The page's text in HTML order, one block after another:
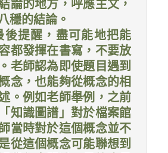
論的地方，呼應主文，
穩的結論。
後提醒，盡可能地把能
都發揮在書寫，不要放
老師認為即使題目遇到
念，也能夠從概念的相
。例如老師舉例，之前
知識圖譜」對於檔案館
當時對於這個概念並不
從這個概念可能聯想到